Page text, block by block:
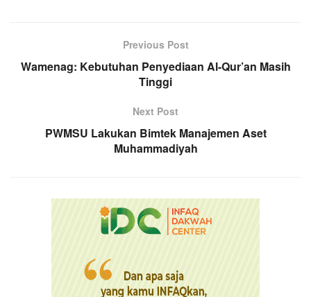
Previous Post
Wamenag: Kebutuhan Penyediaan Al-Qur’an Masih
Tinggi
Next Post
PWMSU Lakukan Bimtek Manajemen Aset
Muhammadiyah